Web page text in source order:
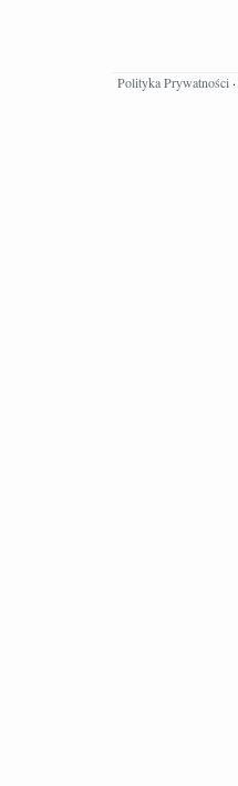
Polityka Prywatności ·